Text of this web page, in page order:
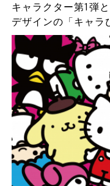
キャラクター第1弾
デザインの「キャラ